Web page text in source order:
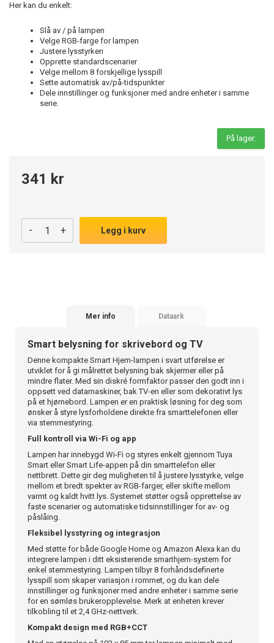
Her kan du enkelt:
Slå av / på lampen
Velge RGB-farge for lampen
Justere lysstyrken
Opprette standardscenarier
Velge mellom 8 forskjellige lysspill
Sette automatisk av/på-tidspunkter
Dele innstillinger og funksjoner med andre enheter i samme
serie.
På lager.
341 kr
- + Legg i kurv
Mer info Dataark
Smart belysning for skrivebord og TV
Denne kompakte Smart Hjem-lampen i svart utførelse er
utviklet for å gi målrettet belysning bak skjermer eller på
mindre flater. Med sin diskré formfaktor passer den godt inn i
oppsett ved datamaskiner, bak TV-en eller som dekorativt lys
på et hjørnebord. Lampen er en praktisk løsning for deg som
ønsker å styre lysforholdene direkte fra smarttelefonen eller
via stemmestyring.
Full kontroll via Wi-Fi og app
Lampen har innebygd Wi-Fi og styres enkelt gjennom Tuya
Smart eller Smart Life-appen på din smarttelefon eller
nettbrett. Dette gir deg muligheten til å justere lysstyrke, velge
mellom et bredt spekter av RGB-farger, eller skifte mellom
varmt og kaldt hvitt lys. Systemet støtter også opprettelse av
faste scenarier og automatiske tidsinnstillinger for av- og
påslåing.
Fleksibel lysstyring og integrasjon
Med støtte for både Google Home og Amazon Alexa kan du
integrere lampen i ditt eksisterende smarthjem-system for
enkel stemmestyring. Lampen tilbyr 8 forhåndsdefinerte
lysspill som skaper variasjon i rommet, og du kan dele
innstillinger og funksjoner med andre enheter i samme serie
for en sømløs brukeropplevelse. Merk at enheten krever
tilkobling til et 2,4 GHz-nettverk.
Kompakt design med RGB+CCT